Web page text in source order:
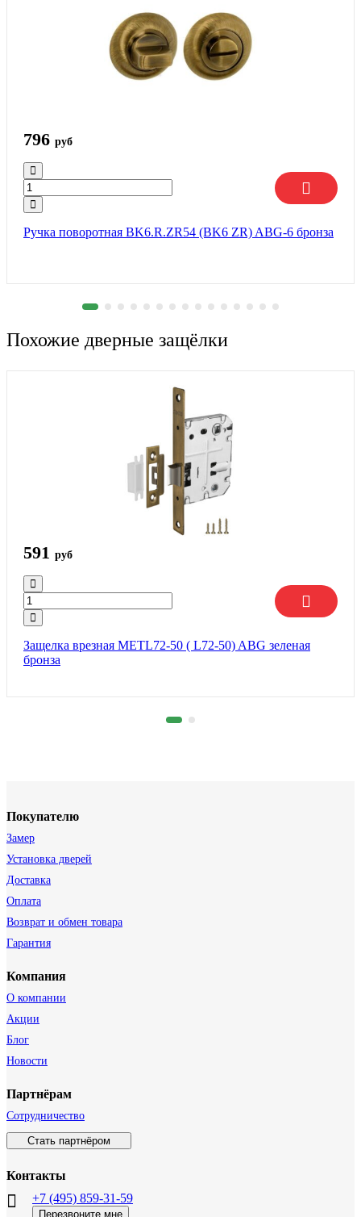
796 руб
Ручка поворотная BK6.R.ZR54 (BK6 ZR) ABG-6 бронза
Похожие дверные защёлки
591 руб
Защелка врезная METL72-50 ( L72-50) ABG зеленая
бронза
Покупателю
Замер
Установка дверей
Доставка
Оплата
Возврат и обмен товара
Гарантия
Компания
О компании
Акции
Блог
Новости
Партнёрам
Сотрудничество
Стать партнёром
Контакты
+7 (495) 859-31-59
Перезвоните мне